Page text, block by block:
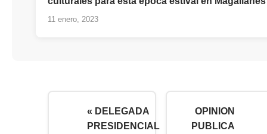
11 enero, 2023
« DELEGADA
PRESIDENCIAL
OPINION
PUBLICA